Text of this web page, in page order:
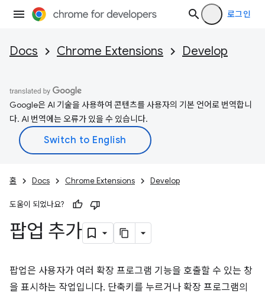
로그인
Docs Chrome Extensions Develop
Google은 AI 기술을 사용하여 콘텐츠를 사용자의 기본 언어로 번역합니
다. AI 번역에는 오류가 있을 수 있습니다.
홈 Docs Chrome Extensions Develop
도움이 되었나요?
팝업 추가
팝업은 사용자가 여러 확장 프로그램 기능을 호출할 수 있는 창
을 표시하는 작업입니다. 단축키를 누르거나 확장 프로그램의